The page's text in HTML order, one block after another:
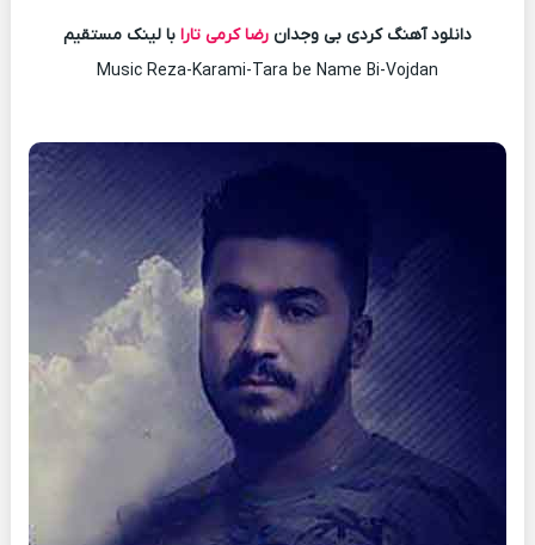
دانلود آهنگ کردی بی وجدان رضا کرمی تارا با لینک مستقیم
Music Reza-Karami-Tara be Name Bi-Vojdan